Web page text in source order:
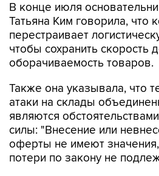
В конце июля
Татьяна Ким говорила, что
перестраивает
чтобы сохранить скорость
оборачиваемость товаров.
Также она указывала, что
атаки на склады
являются
силы: "Внесение или
оферты не имеют значения,
потери по закону не